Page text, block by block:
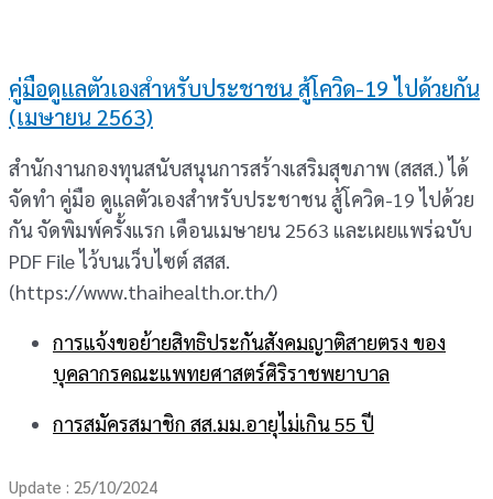
คู่มือดูแลตัวเองสำหรับประชาชน สู้โควิด-19 ไปด้วยกัน
(เมษายน 2563)
สำนักงานกองทุนสนับสนุนการสร้างเสริมสุขภาพ (สสส.) ได้
จัดทำ คู่มือ ดูแลตัวเองสำหรับประชาชน สู้โควิด-19 ไปด้วย
กัน จัดพิมพ์ครั้งแรก เดือนเมษายน 2563 และเผยแพร่ฉบับ
PDF File ไว้บนเว็บไซต์ สสส.
(https://www.thaihealth.or.th/)
การแจ้งขอย้ายสิทธิประกันสังคมญาติสายตรง ของ
บุคลากรคณะแพทยศาสตร์ศิริราชพยาบาล
การสมัครสมาชิก สส.มม.อายุไม่เกิน 55 ปี
Update : 25/10/2024